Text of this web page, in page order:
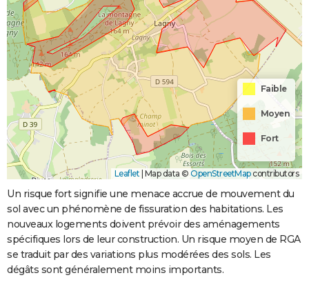
Faible
Moyen
Fort
Leaflet | Map data © OpenStreetMapcontributors
Un risque fort signifie une menace accrue de mouvement du
sol avec un phénomène de fissuration des habitations. Les
nouveaux logements doivent prévoir des aménagements
spécifiques lors de leur construction. Un risque moyen de RGA
se traduit par des variations plus modérées des sols. Les
dégâts sont généralement moins importants.